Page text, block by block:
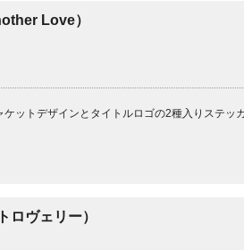
Love）
ケットデザインとタイトルロゴの2種入りステッ
ロヴェリー）